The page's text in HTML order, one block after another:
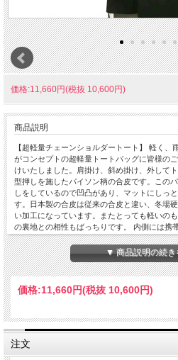
価格:11,660円(税抜 10,600円)
商品説明
【超軽量チェーンショルダートート】 軽く
がコンセプトの超軽量トートバッグに皆様の
けいたしました。肩掛け、斜め掛け、外して
型押しを施したパイソン柄の合皮です。この
しをしているので凹凸があり、マットにしっ
す。日本製の合皮は従来の合皮と違い、冬場
い加工になっています。またとっても軽いの
の裏地との相性もばっちりです。 内側には携
ット付。 裏地は暗いところでも見やすいよう
ァスナー付でファスナー脇の両サイドに少し
ナーを開けずにペットボトルや折り傘などが
チを深めにとっていますのでちょっと荷物が
サイドにはゴムシャーリングが入っていてち
ーンはキラキラ動きますので上品に光ります
くようにして下さい。。 口幅 32センチ
チ、高さ 25センチ、持ち手の高さ 8センチ
の長さ 69～129センチ、 日本製
▼ 商品説明の続
価格:11,660円(税抜 10,600円)
注文